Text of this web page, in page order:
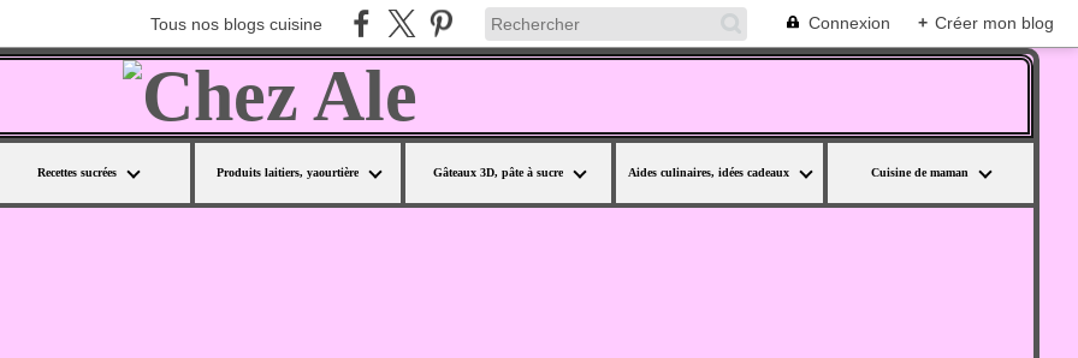
Tous nos blogs cuisine Connexion + Créer mon blog
Recettes sucrées Produits laitiers, yaourtière Gâteaux 3D, pâte à sucre Aides culinaires, idées cadeaux Cuisine de maman